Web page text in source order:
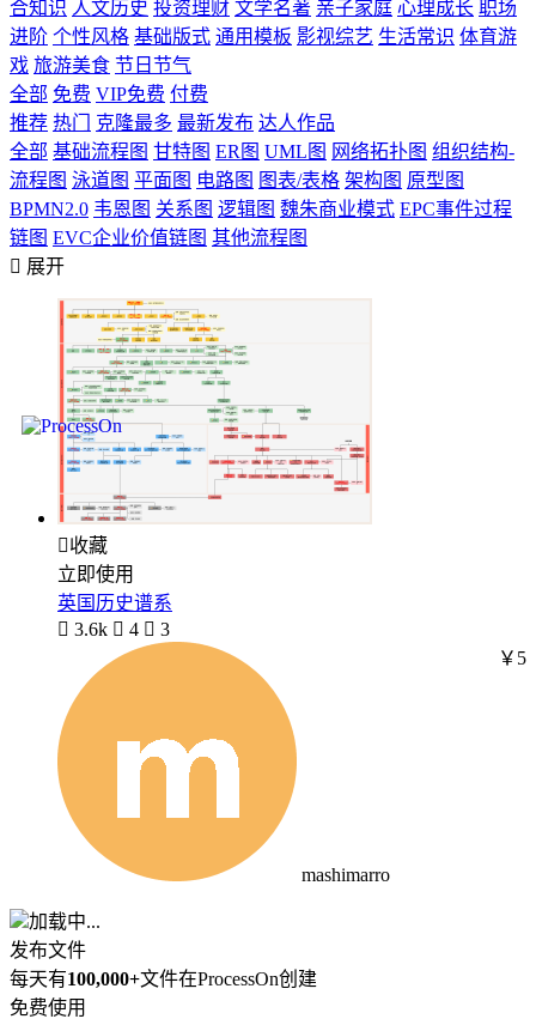
合知识 人文历史 投资理财 文学名著 亲子家庭 心理成长 职场
进阶 个性风格 基础版式 通用模板 影视综艺 生活常识 体育游
戏 旅游美食 节日节气
全部 免费 VIP免费 付费
推荐 热门 克隆最多 最新发布 达人作品
全部 基础流程图 甘特图 ER图 UML图 网络拓扑图 组织结构-
流程图 泳道图 平面图 电路图 图表/表格 架构图 原型图
BPMN2.0 韦恩图 关系图 逻辑图 魏朱商业模式 EPC事件过程
链图 EVC企业价值链图 其他流程图
 展开
收藏
立即使用
英国历史谱系
 3.6k  4  3
mashimarro
￥5
加载中...
发布文件
每天有100,000+文件在ProcessOn创建
免费使用